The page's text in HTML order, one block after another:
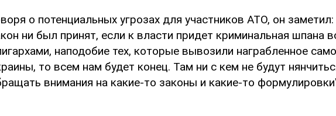
о потенциальных угрозах для участников АТО, он
ни был принят, если к власти придет криминальная шпана
наподобие тех, которые вывозили награбленное
то всем нам будет конец. Там ни с кем не будут
внимания на какие-то законы и какие-то